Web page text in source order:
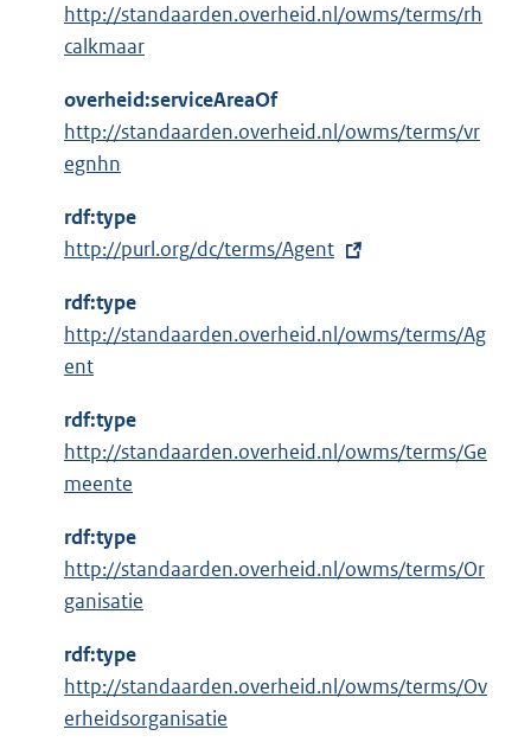
http://standaarden.overheid.nl/owms/terms/rh
calkmaar
overheid:serviceAreaOf
http://standaarden.overheid.nl/owms/terms/vr
egnhn
rdf:type
E
t
e
r
e
n
k
:
http://purl.org/dc/terms/Agent
rdf:type
http://standaarden.overheid.nl/owms/terms/Ag
ent
rdf:type
http://standaarden.overheid.nl/owms/terms/Ge
meente
rdf:type
http://standaarden.overheid.nl/owms/terms/Or
ganisatie
rdf:type
http://standaarden.overheid.nl/owms/terms/Ov
erheidsorganisatie